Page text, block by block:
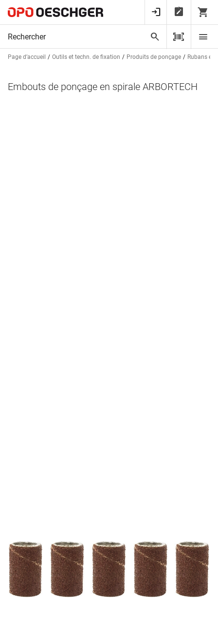
Page d’accueil Outils et techn. de fixation Produits de ponçage Rubans et
Embouts de ponçage en spirale ARBORTECH